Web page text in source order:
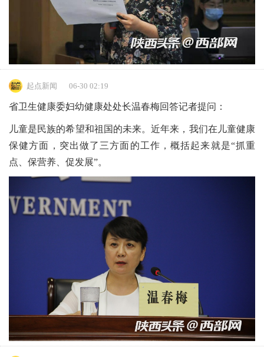
起点新闻 06-30 02:19
省卫生健康委妇幼健康处处长温春梅回答记者提问：
儿童是民族的希望和祖国的未来。近年来，我们在儿童健康
保健方面，突出做了三方面的工作，概括起来就是“抓重
点、保营养、促发展”。